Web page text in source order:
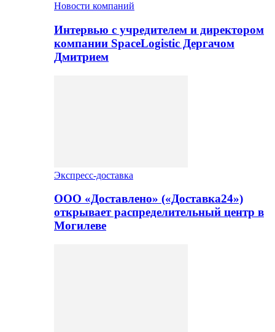
Новости компаний
Интервью с учредителем и директором
компании SpaceLogistic Дергачом
Дмитрием
Экспресс-доставка
ООО «Доставлено» («Доставка24»)
открывает распределительный центр в
Могилеве